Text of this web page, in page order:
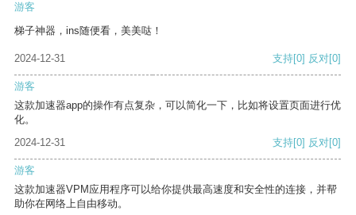
游客
梯子神器，ins随便看，美美哒！
2024-12-31 支持[0] 反对[0]
游客
这款加速器app的操作有点复杂，可以简化一下，比如将设置页面进行优
化。
2024-12-31
支持[0] 反对[0]
游客
这款加速器VPM应用程序可以给你提供最高速度和安全性的连接，并帮
助你在网络上自由移动。